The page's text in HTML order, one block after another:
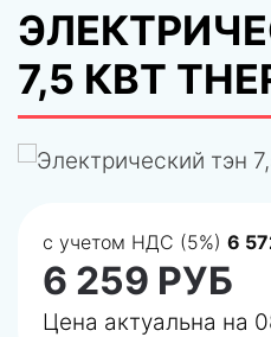
7,5 КВТ
с учетом НДС (5%) 6
6 259 РУБ
Цена актуальна на